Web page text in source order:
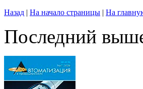
Назад | На начало страницы | На
Последний